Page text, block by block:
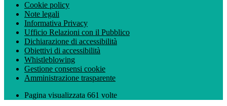
Cookie policy
Note legali
Informativa Privacy
Ufficio Relazioni con il Pubblico
Dichiarazione di accessibilità
Obiettivi di accessibilità
Whistleblowing
Gestione consensi cookie
Amministrazione trasparente
Pagina visualizzata 661 volte